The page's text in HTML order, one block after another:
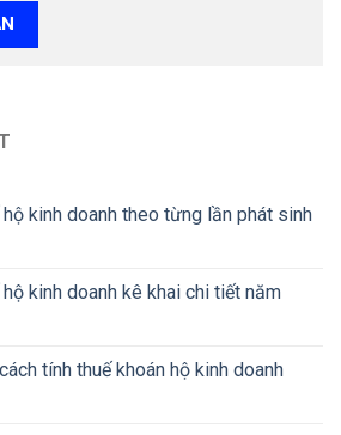
hộ kinh doanh theo từng lần phát sinh
kinh doanh kê khai chi tiết năm
tính thuế khoán hộ kinh doanh